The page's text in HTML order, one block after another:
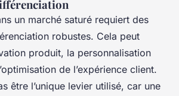
un marché saturé requiert des
robustes. Cela peut
produit, la personnalisation
de l’expérience client.
être l’unique levier utilisé, car une